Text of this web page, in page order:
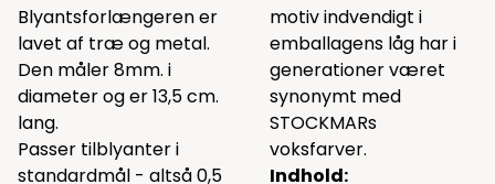
Blyantsforlængeren er
lavet af træ og metal.
Den måler 8mm. i
diameter og er 13,5 cm.
lang.
Passer tilblyanter i
standardmål - altså 0,5
motiv indvendigt i
emballagens låg har i
generationer været
synonymt med
STOCKMARs
voksfarver.
Indhold: